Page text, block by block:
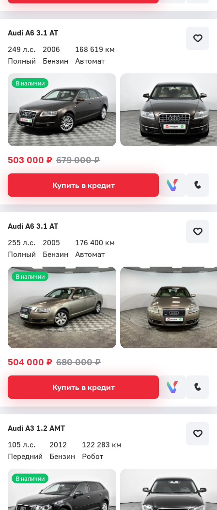
Audi A6 3.1 AT
249 л.с.
2006
168 619 км
Полный
Бензин Автомат
503 000 ₽ 679 000 ₽
В наличии
Купить в кредит
Audi A6 3.1 AT
255 л.с.
2005
176 400 км
Полный
Бензин Автомат
504 000 ₽ 680 000 ₽
В наличии
Купить в кредит
Audi A3 1.2 AMT
105 л.с.
2012
122 283 км
Передний
Бензин Робот
В наличии